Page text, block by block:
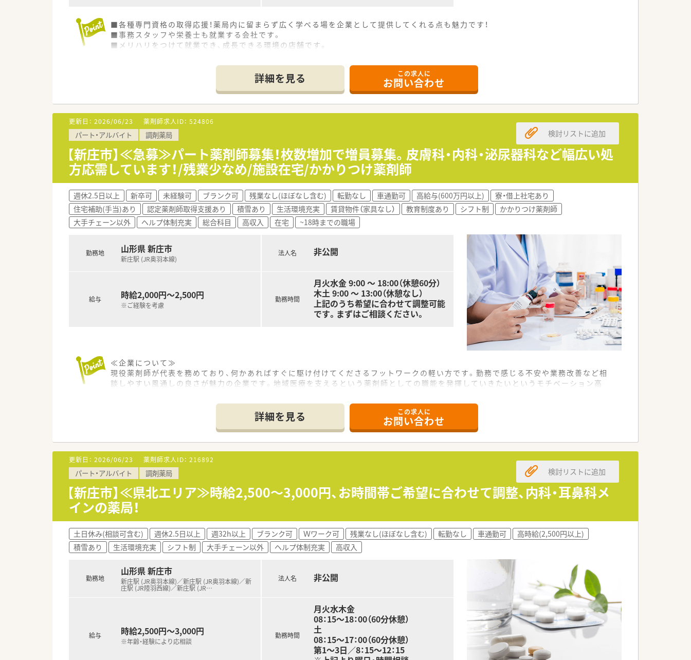
■各種専門資格の取得応援！薬局内に留まらず広く学べる場を企業として提供してくれる点も魅力です！
■事務スタッフや栄養士も就業する会社です。
■メリハリをつけて就業でき、成長できる環境の店舗です。
詳細を見る この求人に
お問い合わせ
更新日： 2026/06/23 薬剤師求人ID： 524806
パート・アルバイト 調剤薬局
【新庄市】≪急募≫パート薬剤師募集！枚数増加で増員募集。皮膚科・内科・泌尿器科など幅広い処
方応需しています！/残業少なめ/施設在宅/かかりつけ薬剤師
検討リストに追加
週休2.5日以上 新卒可 未経験可 ブランク可 残業なし(ほぼなし含む) 転勤なし 車通勤可 高給与(600万円以上)
寮・借上社宅あり
住宅補助(手当)あり
認定薬剤師取得支援あり 積雪あり 生活環境充実 賃貸物件（家具なし） 教育制度あり シフト制
かかりつけ薬剤師
大手チェーン以外
ヘルプ体制充実 総合科目 高収入 在宅 ~18時までの職場
勤務地 山形県 新庄市
新庄駅 (JR奥羽本線)
給与 時給2,000円～2,500円
※ご経験を考慮
法人名 非公開
勤務時間
月火水金 9:00 ～ 18:00（休憩60分）
木土 9:00 ～ 13:00（休憩なし）
上記のうち希望に合わせて調整可能
です。まずはご相談ください。
≪企業について≫
現役薬剤師が代表を務めており、何かあればすぐに駆け付けてくださるフットワークの軽い方です。勤務で感じる不安や業務改善など相
談しやすい風通しの良さが魅力の企業です。地域医療を支えるという薬剤師としての職能を発揮していきたいというモチベーション高
調剤の工程を論理的にシンプルすることで、待ち時間の圧縮を実現。最短1分以内での投薬は患者さまにご好評を頂いています。また、
門前の医師も全店40代と若いため、10年・20年と長く働くことが可能です。残業は極力しない社風のため、オンオフがハッキリ区別でき
るところも自慢の企業風土です。
≪安心のフォロー体制≫
フットワークの軽い代表。何かあれば駆けつけてくださいます。仕事のフォローや希望のお休みなども相談しやすい環境です。そのため
定着率も◎離職率：10％と低い水準です。産育休取得率100％と働く女性を応援しています。他店舗の社員もお互い様精神でフォローし
あっており、公平感もございます。初めての診療科目やブランクなども、不安があればしっかりフォローします。
≪薬局について≫
門前のドクターが幅広く診られるので、クリニック門前の店舗ですが、処方の偏り無く触れられます。かかりつけ薬剤師としてのやりが
いを感じられる職場です。1日あたり40枚ほど処方箋応需しておりますが、枚数増加の見込みもあり増員での募集です。
≪こんな方におススメ≫
★地域医療に貢献したい方
★患者様に寄り添った対応ができる方
詳細を見る この求人に
お問い合わせ
更新日： 2026/06/23 薬剤師求人ID： 216892
パート・アルバイト 調剤薬局
【新庄市】≪県北エリア≫時給2,500～3,000円、お時間帯ご希望に合わせて調整、内科・耳鼻科メ
インの薬局！
検討リストに追加
土日休み(相談可含む) 週休2.5日以上 週32h以上 ブランク可 Ｗワーク可 残業なし(ほぼなし含む) 転勤なし 車通勤可
高時給(2,500円以上)
積雪あり
生活環境充実 シフト制 大手チェーン以外 ヘルプ体制充実 高収入
勤務地
山形県 新庄市
新庄駅 (JR奥羽本線)／新庄駅 (JR奥羽本線)／新
庄駅 (JR陸羽西線)／新庄駅 (JR…
給与 時給2,500円～3,000円
※年齢・経験により応相談
法人名 非公開
勤務時間
月火水木金
08：15～18：00（60分休憩）
土
08：15～17：00（60分休憩）
第1～3日／8：15～12：15